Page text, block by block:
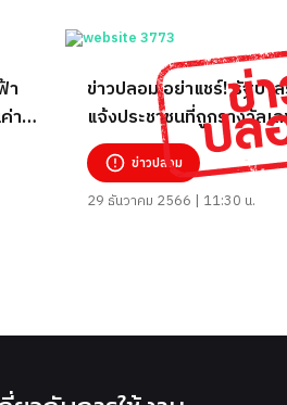
า
า
ข่าวปลอม อย่าแชร์! รัฐบา
แจ้งประชาชนที่ถูกรางวัลเ
ประจำปี 66 ให้ติดต่อรับรา
ข่าวปลอม
29 ธันวาคม 2566 | 11:30 น.